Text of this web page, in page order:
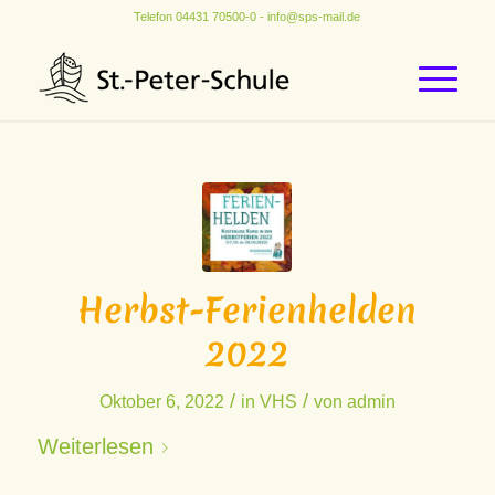
Telefon04431 70500-0 -info@sps-mail.de
Herbst-Ferienhelden
2022
Oktober 6, 2022 / in VHS / von admin
Weiterlesen